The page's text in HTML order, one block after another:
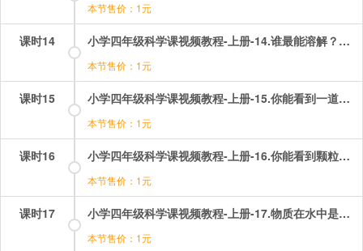
本节售价：1元
课时14 小学四年级科学课视频教程-上册-14.谁最能溶解？.mp4
本节售价：1元
课时15 小学四年级科学课视频教程-上册-15.你能看到一道光吗？.mp4
本节售价：1元
课时16 小学四年级科学课视频教程-上册-16.你能看到颗粒吗？.mp4
本节售价：1元
课时17 小学四年级科学课视频教程-上册-17.物质在水中是怎样溶解的？.mp4
本节售价：1元